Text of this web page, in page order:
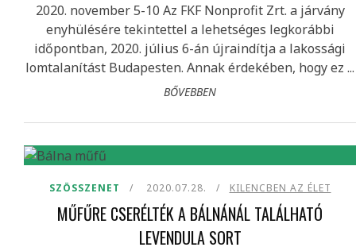
2020. november 5-10 Az FKF Nonprofit Zrt. a járvány
enyhülésére tekintettel a lehetséges legkorábbi
időpontban, 2020. július 6-án újraindítja a lakossági
lomtalanítást Budapesten. Annak érdekében, hogy ez ...
BŐVEBBEN
SZÖSSZENET 2020.07.28. KILENCBEN AZ ÉLET
MŰFŰRE CSERÉLTÉK A BÁLNÁNÁL TALÁLHATÓ
LEVENDULA SORT